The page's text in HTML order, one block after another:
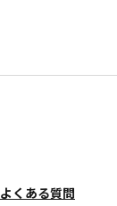
よくある質問